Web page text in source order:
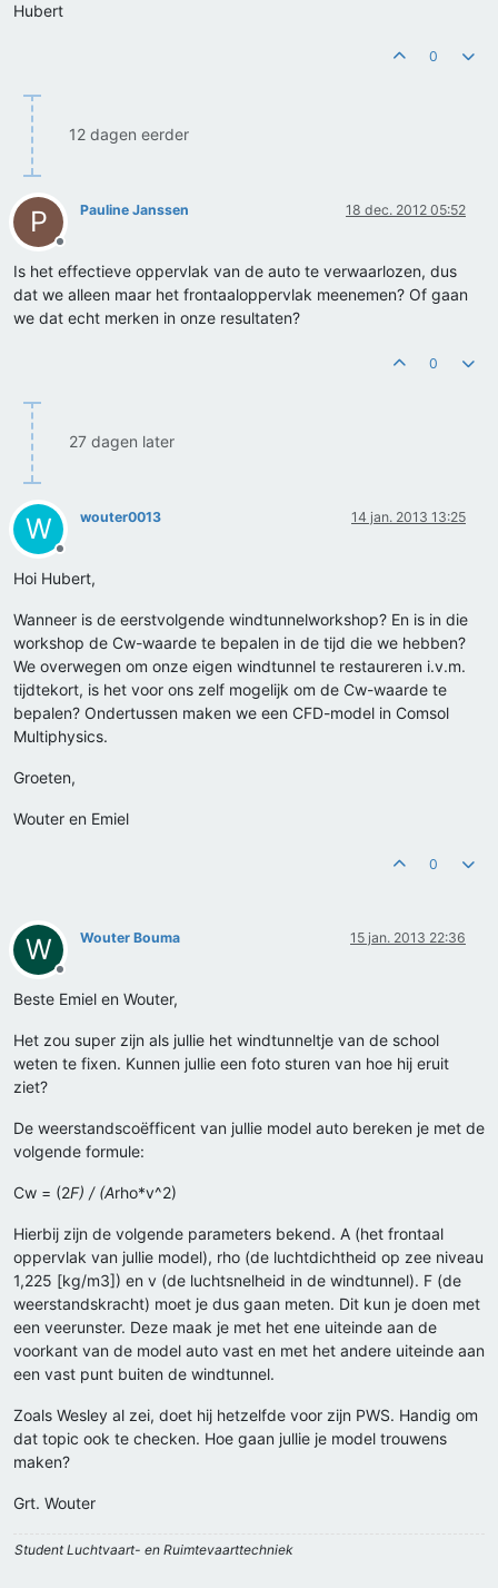
Hubert
0
12 dagen eerder
P
Offline
Pauline Janssen 18 dec. 2012 05:52
Is het effectieve oppervlak van de auto te verwaarlozen, dus
dat we alleen maar het frontaaloppervlak meenemen? Of gaan
we dat echt merken in onze resultaten?
0
27 dagen later
W
Offline
wouter0013 14 jan. 2013 13:25
Hoi Hubert,
Wanneer is de eerstvolgende windtunnelworkshop? En is in die
workshop de Cw-waarde te bepalen in de tijd die we hebben?
We overwegen om onze eigen windtunnel te restaureren i.v.m.
tijdtekort, is het voor ons zelf mogelijk om de Cw-waarde te
bepalen? Ondertussen maken we een CFD-model in Comsol
Multiphysics.
Groeten,
Wouter en Emiel
0
W
Offline
Wouter Bouma 15 jan. 2013 22:36
Beste Emiel en Wouter,
Het zou super zijn als jullie het windtunneltje van de school
weten te fixen. Kunnen jullie een foto sturen van hoe hij eruit
ziet?
De weerstandscoëfficent van jullie model auto bereken je met de
volgende formule:
Cw = (2F) / (Arho*v^2)
Hierbij zijn de volgende parameters bekend. A (het frontaal
oppervlak van jullie model), rho (de luchtdichtheid op zee niveau
1,225 [kg/m3]) en v (de luchtsnelheid in de windtunnel). F (de
weerstandskracht) moet je dus gaan meten. Dit kun je doen met
een veerunster. Deze maak je met het ene uiteinde aan de
voorkant van de model auto vast en met het andere uiteinde aan
een vast punt buiten de windtunnel.
Zoals Wesley al zei, doet hij hetzelfde voor zijn PWS. Handig om
dat topic ook te checken. Hoe gaan jullie je model trouwens
maken?
Grt. Wouter
Student Luchtvaart- en Ruimtevaarttechniek